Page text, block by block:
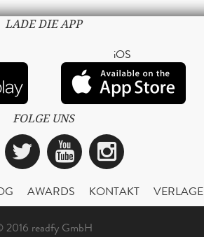
LADE DIE APP
iOS
FOLGE UNS
TwitterYouTubeInstagram
AWARDS KONTAKT VERLAGE
2016 readfy GmbH